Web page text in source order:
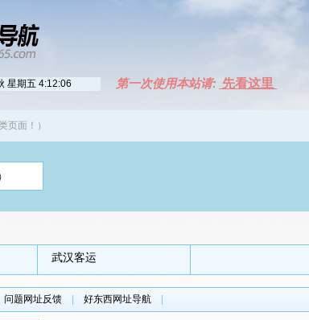
星期五 4:12:07 第一次使用本站请: 先看这里
页面！）
武汉客运
问题网址反馈 好东西网址导航